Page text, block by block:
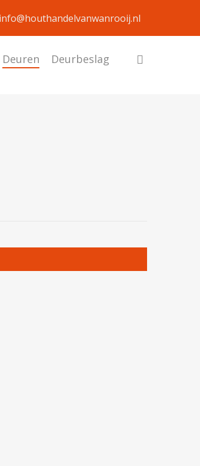
Deuren Deurbeslag